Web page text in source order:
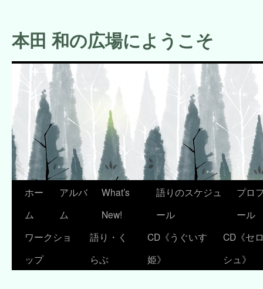
テ
ン
本田 和の広場にようこそ
ホー
ム
アルバ
ム
What’s
New!
語りのスケジュ
ール
プロ
ール
ワークショ
ップ
語り・く
らぶ
CD《うぐいす
姫》
CD《セ
シュ》